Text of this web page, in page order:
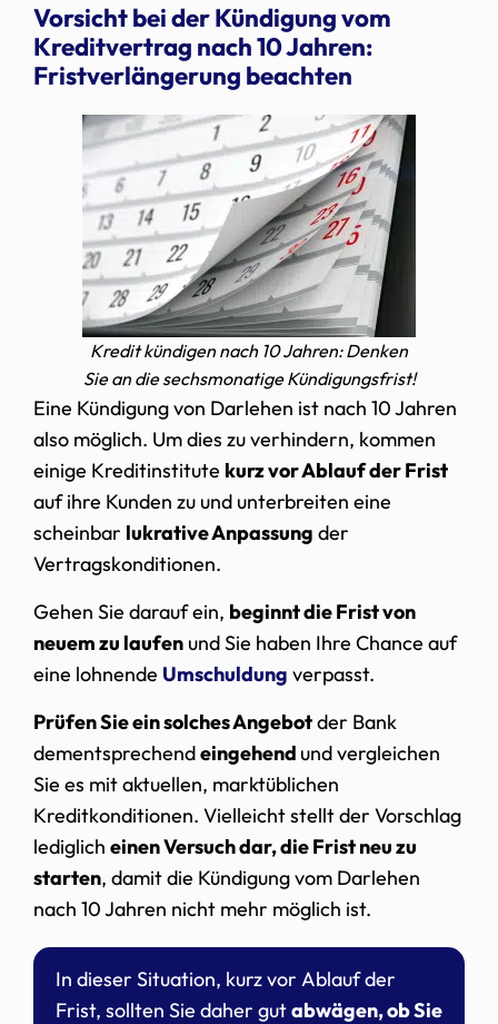
Vorsicht bei der Kündigung vom
Kreditvertrag nach 10 Jahren:
Fristverlängerung beachten
Kredit kündigen nach 10 Jahren: Denken
Sie an die sechsmonatige Kündigungsfrist!
Eine Kündigung von Darlehen ist nach 10 Jahren
also möglich. Um dies zu verhindern, kommen
einige Kreditinstitute kurz vor Ablauf der Frist
auf ihre Kunden zu und unterbreiten eine
scheinbar lukrative Anpassung der
Vertragskonditionen.
Gehen Sie darauf ein, beginnt die Frist von
neuem zu laufen und Sie haben Ihre Chance auf
eine lohnende Umschuldung verpasst.
Prüfen Sie ein solches Angebotder Bank
dementsprechendeingehend und vergleichen
Sie es mit aktuellen, marktüblichen
Kreditkonditionen. Vielleicht stellt der Vorschlag
lediglich einen Versuch dar, die Frist neu zu
starten, damit die Kündigung vom Darlehen
nach 10 Jahren nicht mehr möglich ist.
In dieser Situation, kurz vor Ablauf der
Frist, sollten Sie daher gutabwägen, ob Sie